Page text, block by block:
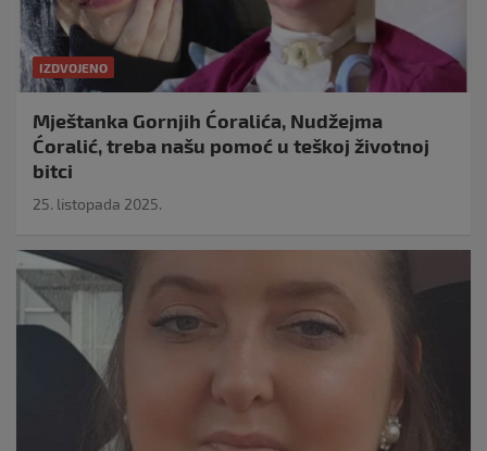
IZDVOJENO
Mještanka Gornjih Ćoralića, Nudžejma
Ćoralić, treba našu pomoć u teškoj životnoj
bitci
25. listopada 2025.